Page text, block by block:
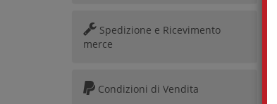
Spedizione e Ricevimento
merce
Condizioni di Vendita